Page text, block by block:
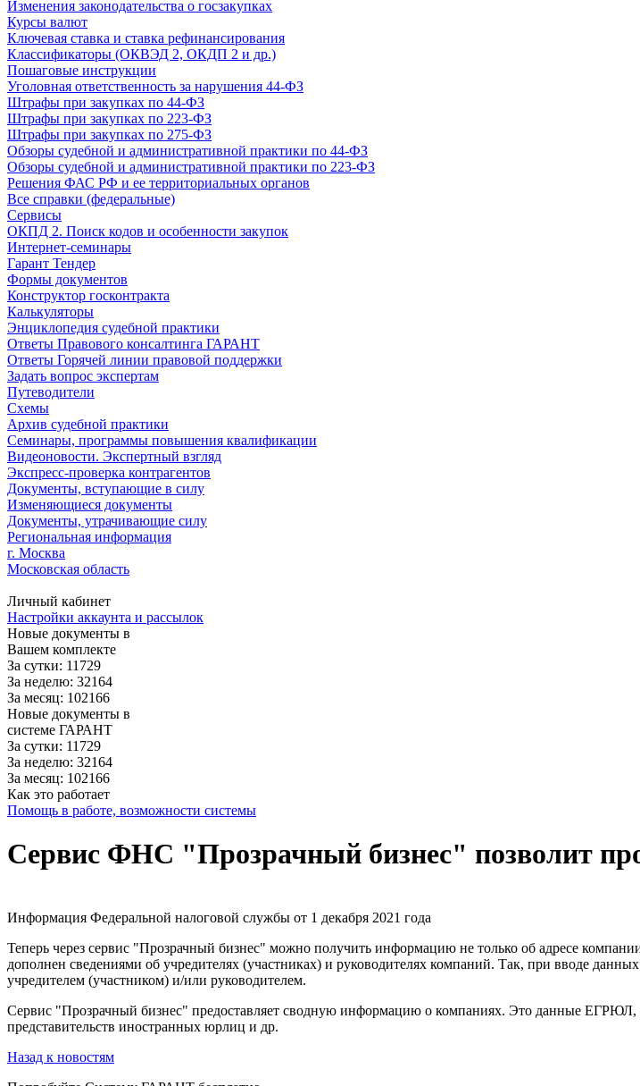
Изменения законодательства о госзакупках
Курсы валют
Ключевая ставка и ставка рефинансирования
Классификаторы (ОКВЭД 2, ОКДП 2 и др.)
Пошаговые инструкции
Уголовная ответственность за нарушения 44-ФЗ
Штрафы при закупках по 44-ФЗ
Штрафы при закупках по 223-ФЗ
Штрафы при закупках по 275-ФЗ
Обзоры судебной и административной практики по 44-ФЗ
Обзоры судебной и административной практики по 223-ФЗ
Решения ФАС РФ и ее территориальных органов
Все справки (федеральные)
Сервисы
ОКПД 2. Поиск кодов и особенности закупок
Интернет-семинары
Гарант Тендер
Формы документов
Конструктор госконтракта
Калькуляторы
Энциклопедия судебной практики
Ответы Правового консалтинга ГАРАНТ
Ответы Горячей линии правовой поддержки
Задать вопрос экспертам
Путеводители
Схемы
Архив судебной практики
Семинары, программы повышения квалификации
Видеоновости. Экспертный взгляд
Экспресс-проверка контрагентов
Документы, вступающие в силу
Изменяющиеся документы
Документы, утрачивающие силу
Региональная информация
г. Москва
Московская область
Личный кабинет
Настройки аккаунта и рассылок
Новые документы в
Вашем комплекте
За сутки: 11729
За неделю: 32164
За месяц: 102166
Новые документы в
системе ГАРАНТ
За сутки: 11729
За неделю: 32164
За месяц: 102166
Как это работает
Помощь в работе, возможности системы
Сервис ФНС "Прозрачный бизнес" позволит
Информация Федеральной налоговой службы от 1 декабря 2021 года
Теперь через сервис "Прозрачный бизнес" можно получить информацию не только об адресе
дополнен сведениями об учредителях (участниках) и руководителях компаний. Так, при вводе
учредителем (участником) и/или руководителем.
Сервис "Прозрачный бизнес" предоставляет сводную информацию о компаниях. Это данные
представительств иностранных юрлиц и др.
Назад к новостям